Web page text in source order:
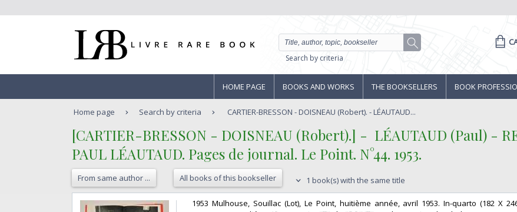
Search by criteria
HOME PAGE BOOKS AND WORKS THE BOOKSELLERS BOOK
Home page Search by criteria CARTIER-BRESSON - DOISNEAU (Robert). - LÉAUTAUD...
‎[CARTIER-BRESSON - DOISNEAU (Robert).] - ‎ ‎LÉAUTAUD (Paul) -
‎PAUL LÉAUTAUD. Pages de journal. Le Point. N°44. 1953.‎
From same author ... All books of this bookseller 1 book(s) with the same title
1953 Mulhouse, Souillac (Lot), Le Point, huitième année, avril 1953. In-quarto (182 X